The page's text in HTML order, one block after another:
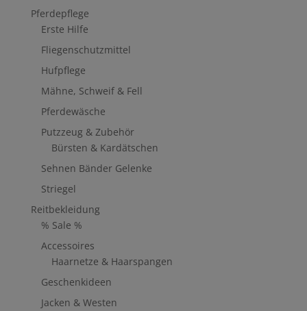
Pferdepflege
Erste Hilfe
Fliegenschutzmittel
Hufpflege
Mähne, Schweif & Fell
Pferdewäsche
Putzzeug & Zubehör
Bürsten & Kardätschen
Sehnen Bänder Gelenke
Striegel
Reitbekleidung
% Sale %
Accessoires
Haarnetze & Haarspangen
Geschenkideen
Jacken & Westen